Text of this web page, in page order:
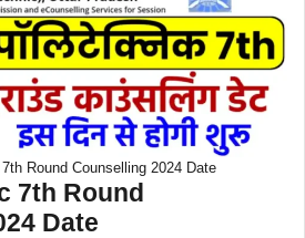
Round Counselling 2024 Date
7th Round
Date